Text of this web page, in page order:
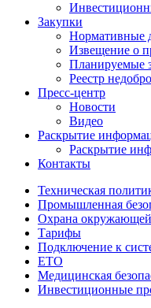
Закупки
Нормативные
Извещение о
Планируемые
Реестр
Пресс-центр
Новости
Видео
Раскрытие
Раскрытие
Контакты
Техническая
Промышленная
Охрана
Тарифы
Подключение к
ЕТО
Медицинская
Инвестиционные